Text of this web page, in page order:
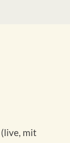
mit